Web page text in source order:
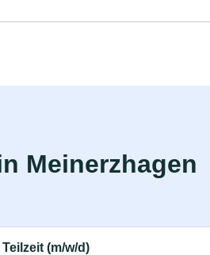
Meinerzhagen
(m/w/d)